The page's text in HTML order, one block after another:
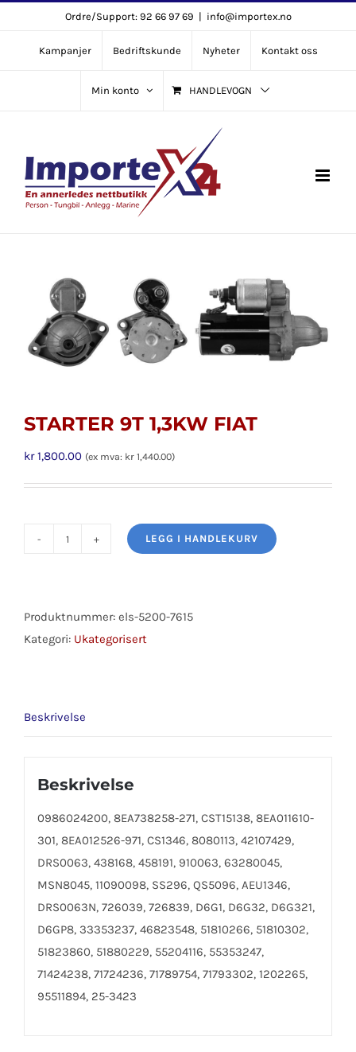
content
Ordre/Support: 92 66 97 69 | info@importex.no
Kampanjer Bedriftskunde Nyheter Kontakt oss
Min konto HANDLEVOGN
STARTER 9T 1,3KW FIAT
kr1,800.00 (ex mva: kr 1,440.00)
FIAT
antall
LEGG I HANDLEKURV
Produktnummer: els-5200-7615
Kategori: Ukategorisert
Beskrivelse
Beskrivelse
0986024200, 8EA738258-271, CST15138, 8EA011610-
301, 8EA012526-971, CS1346, 8080113, 42107429,
DRS0063, 438168, 458191, 910063, 63280045,
MSN8045, 11090098, SS296, QS5096, AEU1346,
DRS0063N, 726039, 726839, D6G1, D6G32, D6G321,
D6GP8, 33353237, 46823548, 51810266, 51810302,
51823860, 51880229, 55204116, 55353247,
71424238, 71724236, 71789754, 71793302, 1202265,
95511894, 25-3423